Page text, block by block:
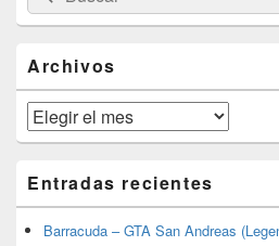
de
widget
lateral
primaria
por:
Archivos
Archivos
Entradas recientes
Barracuda – GTA San Andreas